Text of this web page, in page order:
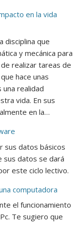
en la vida
disciplina que
y mecánica para
realizar tareas de
hace unas
una realidad
vida. En sus
en la…
sus datos básicos
sus datos se dará
este ciclo lectivo.
computadora
el funcionamiento
Te sugiero que